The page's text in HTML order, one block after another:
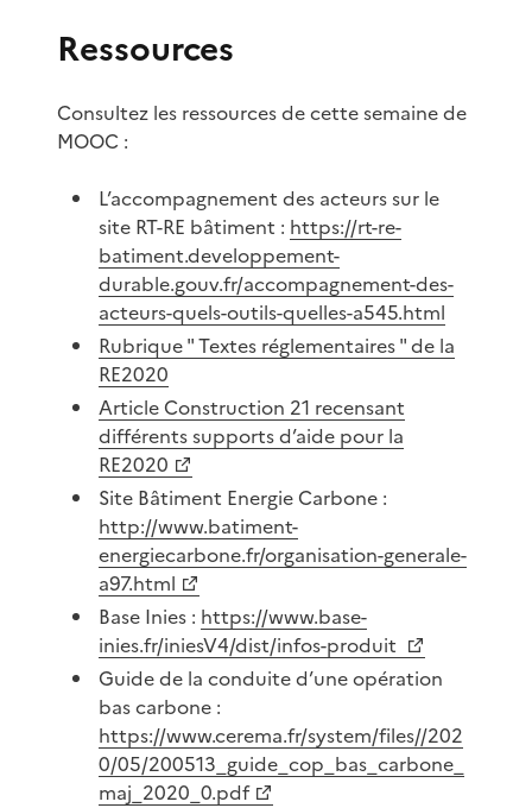
Ressources
Consultez les ressources de cette semaine de
MOOC :
L’accompagnement des acteurs sur le
site RT-RE bâtiment : https://rt-re-
batiment.developpement-
durable.gouv.fr/accompagnement-des-
acteurs-quels-outils-quelles-a545.html
Rubrique " Textes réglementaires " de la
RE2020
Article Construction 21 recensant
différents supports d’aide pour la
RE2020​
Site Bâtiment Energie Carbone :
http://www.batiment-
energiecarbone.fr/organisation-generale-
a97.html
Base Inies : https://www.base-
inies.fr/iniesV4/dist/infos-produit ​
Guide de la conduite d’une opération
bas carbone :
https://www.cerema.fr/system/files//202
0/05/200513_guide_cop_bas_carbone_
maj_2020_0.pdf